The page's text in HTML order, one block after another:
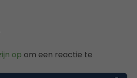
op om een reactie te